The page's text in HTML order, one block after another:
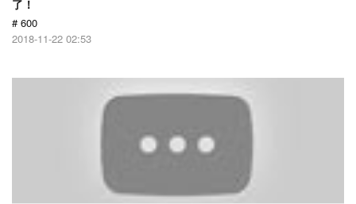
了！
# 600
2018-11-22 02:53